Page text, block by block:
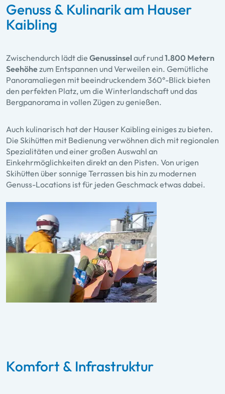
Genuss & Kulinarik am Hauser
Kaibling
Zwischendurch lädt die Genussinsel auf rund1.800 Metern
Seehöhezum Entspannen und Verweilen ein. Gemütliche
Panoramaliegen mit beeindruckendem 360°-Blick bieten
den perfekten Platz, um die Winterlandschaft und das
Bergpanorama in vollen Zügen zu genießen.
Auch kulinarisch hat der Hauser Kaibling einiges zu bieten.
Die Skihütten mit Bedienung verwöhnen dich mit regionalen
Spezialitäten und einer großen Auswahl an
Einkehrmöglichkeiten direkt an den Pisten. Von urigen
Skihütten über sonnige Terrassen bis hin zu modernen
Genuss-Locations ist für jeden Geschmack etwas dabei.
Komfort & Infrastruktur